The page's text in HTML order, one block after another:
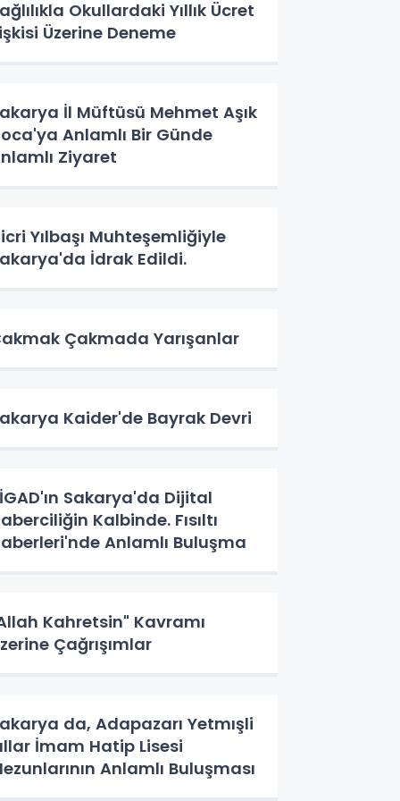
Okullardaki Yıllık Ücret
Üzerine Deneme
İl Müftüsü Mehmet Aşık
Anlamlı Bir Günde
Ziyaret
Yılbaşı Muhteşemliğiyle
İdrak Edildi.
Çakmada Yarışanlar
Kaider'de Bayrak Devri
Sakarya'da Dijital
Kalbinde. Fısıltı
Anlamlı Buluşma
Kahretsin" Kavramı
Çağrışımlar
da, Adapazarı Yetmışli
İmam Hatip Lisesi
Anlamlı Buluşması